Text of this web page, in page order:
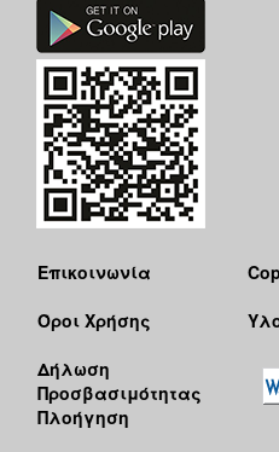
Επικοινωνία
Όροι Χρήσης
Δήλωση
Προσβασιμότητας
Πλοήγηση